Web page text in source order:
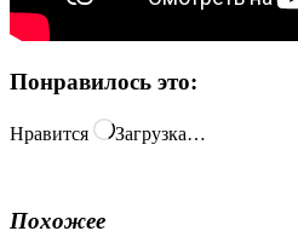
Понравилось это:
Нравится Загрузка…
Похожее